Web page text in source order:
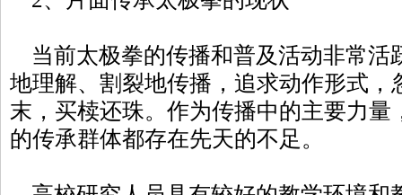
当前太极拳的传播和普及活动非常活
地理解、割裂地传播，追求动作形式，
末，买椟还珠。作为传播中的主要力量
的传承群体都存在先天的不足。